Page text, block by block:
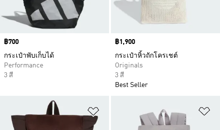
Price
฿700
กระเป๋าพับเก็บได้
Performance
3 สี
Price
฿1,900
กระเป๋าหิ้วถักโครเชต์
Originals
3 สี
Best Seller
เพิ่มไปยังรายการสินค้าโปรด